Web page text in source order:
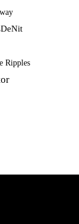
Ripples